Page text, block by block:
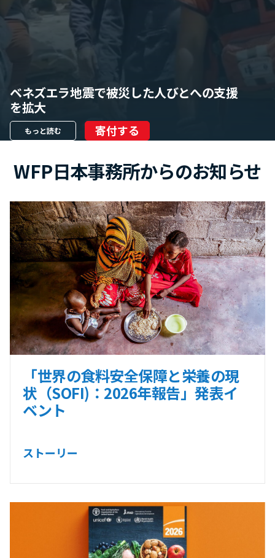
ベネズエラ地震で被災した人びとへの支援
を拡大
もっと読む 寄付する
WFP日本事務所からのお知らせ
「世界の食料安全保障と栄養の現
状（SOFI)：2026年報告」発表イ
ベント
ストーリー